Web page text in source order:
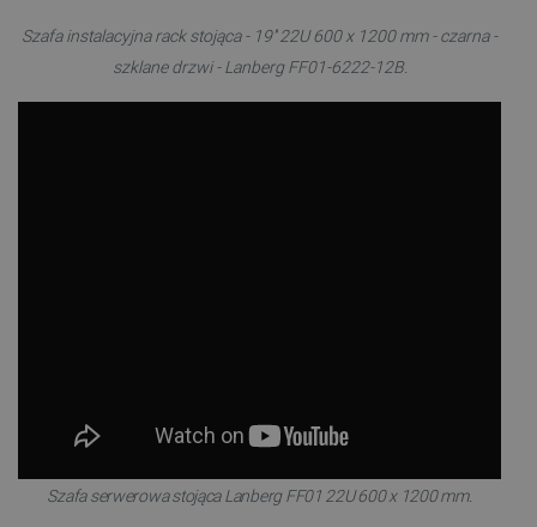
Szafa instalacyjna rack stojąca - 19'' 22U 600 x 1200 mm - czarna -
szklane drzwi - Lanberg FF01-6222-12B.
Szafa serwerowa stojąca Lanberg FF01 22U 600 x 1200 mm.